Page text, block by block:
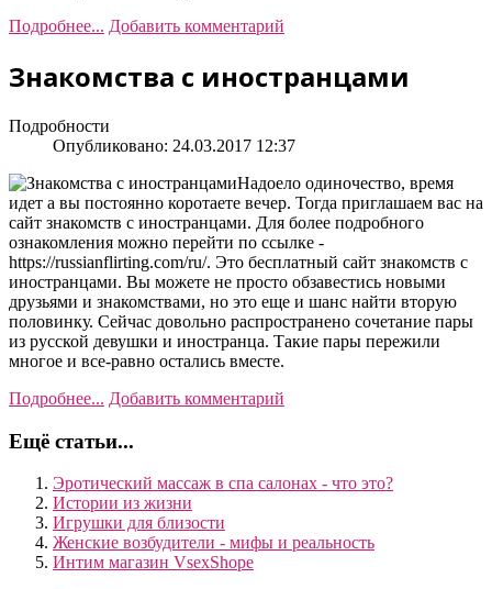
Подробнее... Добавить комментарий
Знакомства с иностранцами
Подробности
Опубликовано: 24.03.2017 12:37
Надоело одиночество, время
идет а вы постоянно коротаете вечер. Тогда приглашаем вас на
сайт знакомств с иностранцами. Для более подробного
ознакомления можно перейти по ссылке -
https://russianflirting.com/ru/. Это бесплатный сайт знакомств с
иностранцами. Вы можете не просто обзавестись новыми
друзьями и знакомствами, но это еще и шанс найти вторую
половинку. Сейчас довольно распространено сочетание пары
из русской девушки и иностранца. Такие пары пережили
многое и все-равно остались вместе.
Подробнее... Добавить комментарий
Ещё статьи...
Эротический массаж в спа салонах - что это?
Истории из жизни
Игрушки для близости
Женские возбудители - мифы и реальность
Интим магазин VsexShope